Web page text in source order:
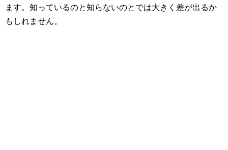
ます。知っているのと知らないのとでは大きく差が出るか
もしれません。